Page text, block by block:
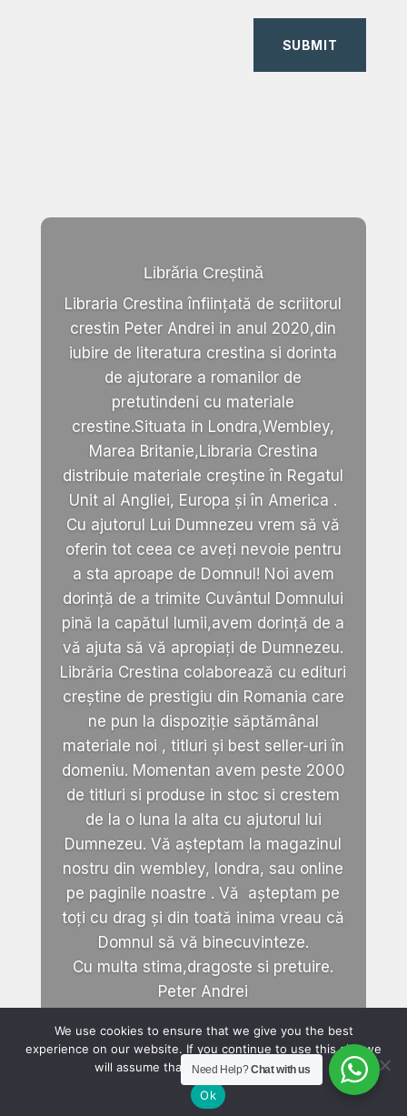
SUBMIT
Librăria Creștină
Libraria Crestina înființată de scriitorul
crestin Peter Andrei in anul 2020,din
iubire de literatura crestina si dorinta
de ajutorare a romanilor de
pretutindeni cu materiale
crestine.Situata in Londra,Wembley,
Marea Britanie,Libraria Crestina
distribuie materiale creștine în Regatul
Unit al Angliei, Europa și în America .
Cu ajutorul Lui Dumnezeu vrem să vă
oferin tot ceea ce aveți nevoie pentru
a sta aproape de Domnul! Noi avem
dorință de a trimite Cuvântul Domnului
pină la capătul lumii,avem dorință de a
vă ajuta să vă apropiați de Dumnezeu.
Librăria Crestina colaborează cu edituri
creștine de prestigiu din Romania care
ne pun la dispoziție săptămânal
materiale noi , titluri și best seller-uri în
domeniu. Momentan avem peste 2000
de titluri si produse in stoc si crestem
de la o luna la alta cu ajutorul lui
Dumnezeu. Vă așteptam la magazinul
nostru din wembley, londra, sau online
pe paginile noastre . Vă așteptam pe
toți cu drag și din toată inima vreau că
Domnul să vă binecuvinteze.
Cu multa stima,dragoste si pretuire.
Peter Andrei
Need Help?Chat with us
We use cookies to ensure that we give you the best
experience on our website. If you continue to use this site we
will assume that you are happy with it.
Ok